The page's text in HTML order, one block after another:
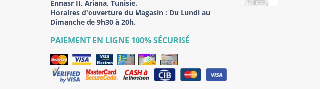
Ennasr II, Ariana, Tunisie.
Horaires d'ouverture du Magasin : Du Lundi au
Dimanche de 9h30 à 20h.
PAIEMENT EN LIGNE 100% SÉCURISÉ